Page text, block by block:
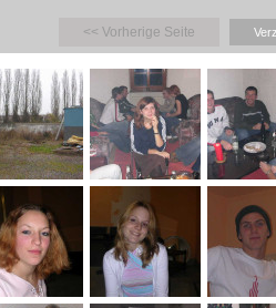
<< Vorherige Seite